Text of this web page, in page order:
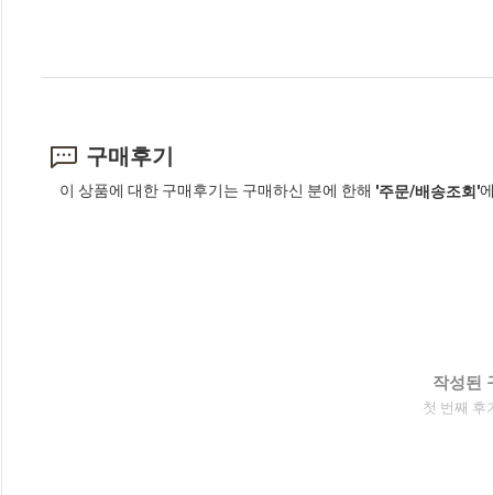
구매후기
이 상품에 대한 구매후기는 구매하신 분에 한해 '주문/배송조회'
작성된
첫 번째 후